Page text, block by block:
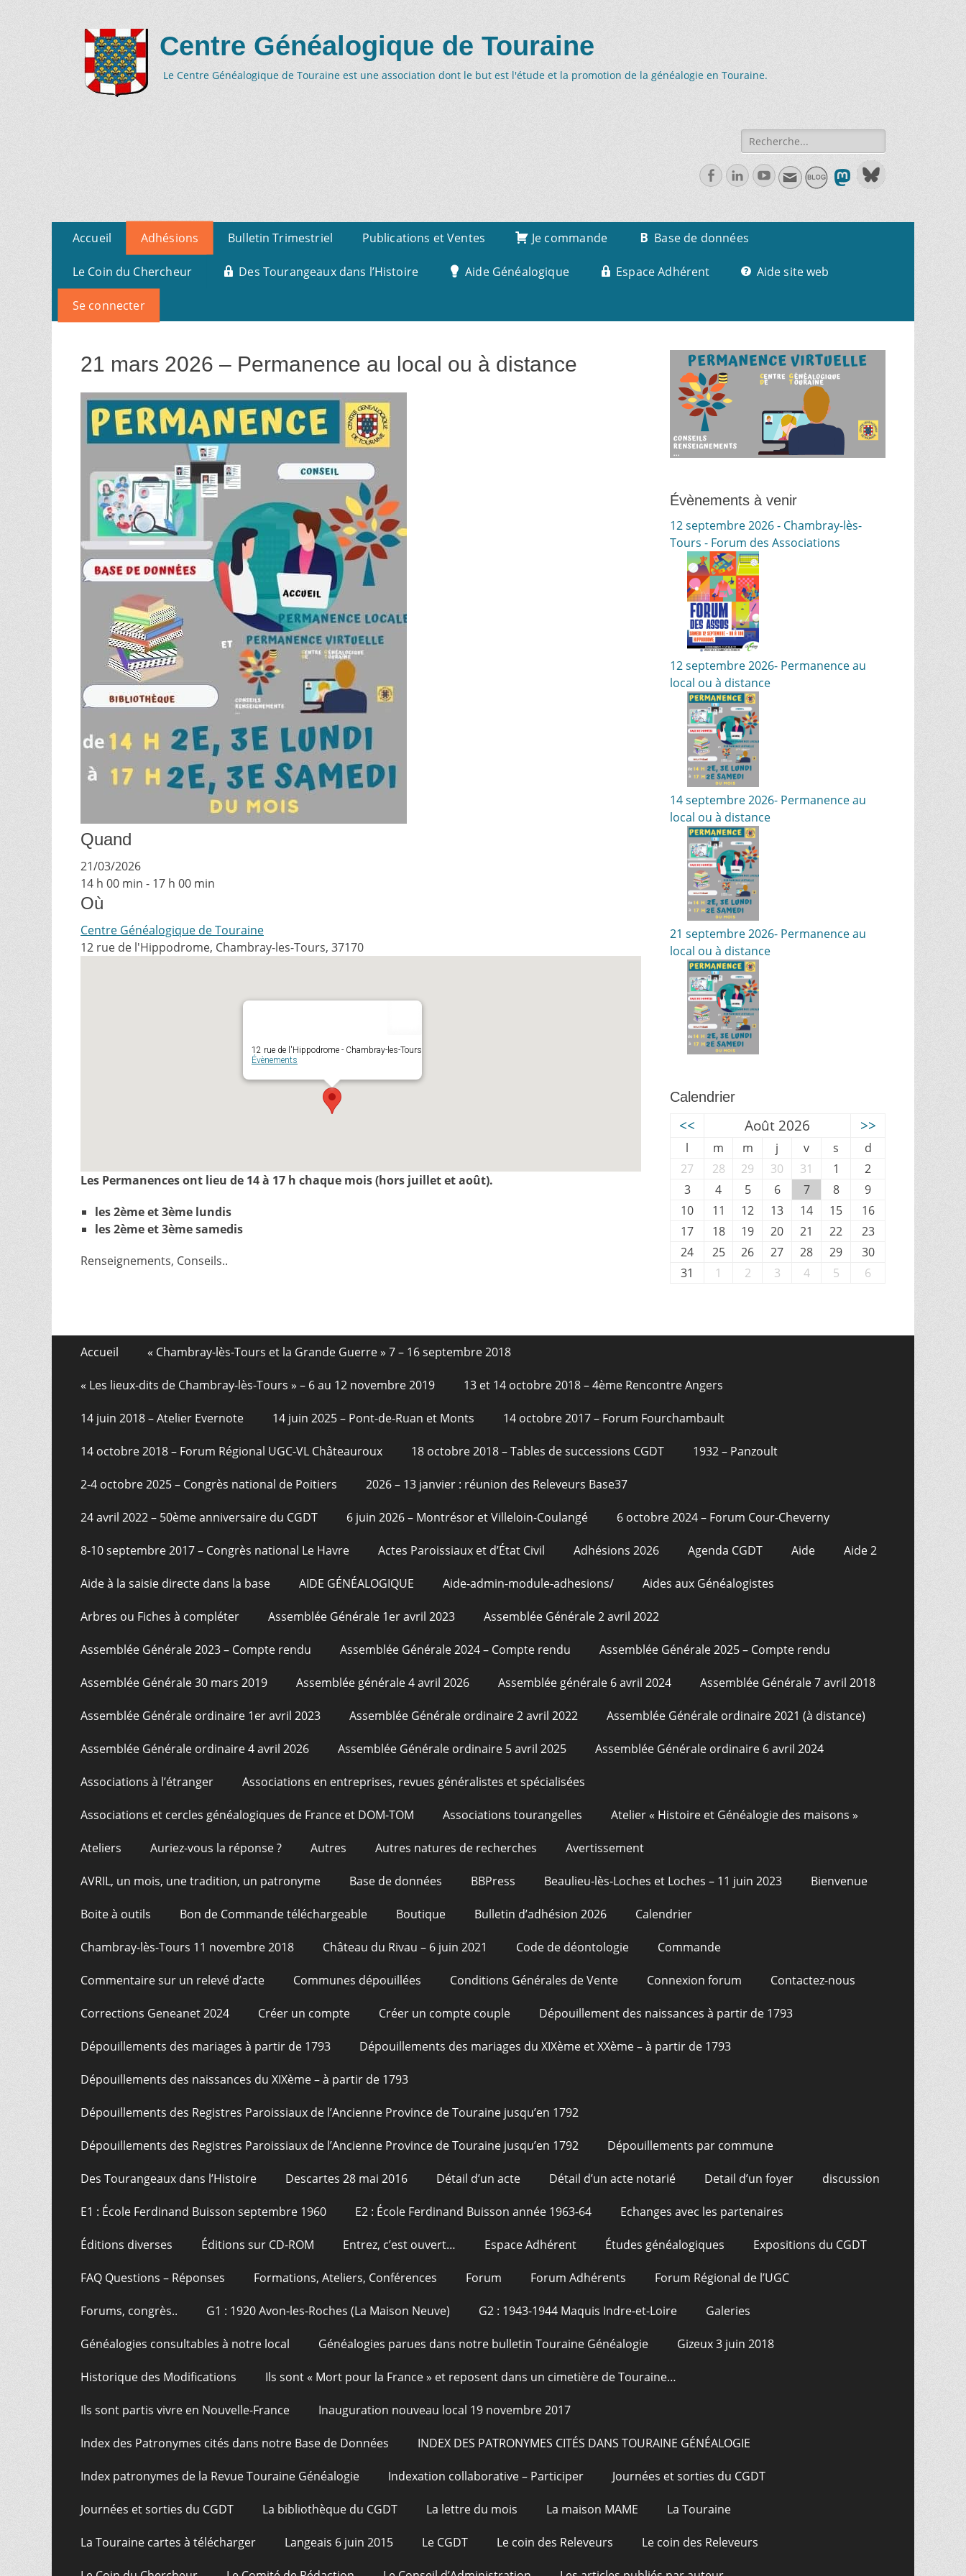
Centre Généalogique de Touraine
Le Centre Généalogique de Touraine est une association dont le but est l'étude et la promotion de la généalogie en Touraine.
Recherche
de:
FacebookLinkedlnYoutube
Menu
primaire
contenu
Accueil Adhésions Bulletin Trimestriel Publications et Ventes Je commande Base de données
Le Coin du Chercheur Des Tourangeaux dans l’Histoire Aide Généalogique Espace Adhérent Aide site web
Se connecter
21 mars 2026 – Permanence au local ou à distance
Quand
21/03/2026
14 h 00 min - 17 h 00 min
Où
Centre Généalogique de Touraine
12 rue de l'Hippodrome, Chambray-les-Tours, 37170
12 rue de l'Hippodrome - Chambray-les-Tours
Évènements
Les Permanences ont lieu de 14 à 17 h chaque mois (hors juillet et août).
les 2ème et 3ème lundis
les 2ème et 3ème samedis
Renseignements, Conseils..
Évènements à venir
12 septembre 2026 - Chambray-lès-
Tours - Forum des Associations
12 septembre 2026- Permanence au
local ou à distance
14 septembre 2026- Permanence au
local ou à distance
21 septembre 2026- Permanence au
local ou à distance
Calendrier
<< Août 2026 >>
l m m j v s
d
27
28 29 30 31 1
2
3
4 5 6 7 8
9
10
11 12 13 14 15
16
17
18 19 20 21 22
23
24
25 26 27 28 29
30
31
1 2 3 4 5 6
Menu
de
page
contenu
Accueil « Chambray-lès-Tours et la Grande Guerre » 7 – 16 septembre 2018
« Les lieux-dits de Chambray-lès-Tours » – 6 au 12 novembre 2019 13 et 14 octobre 2018 – 4ème Rencontre Angers
14 juin 2018 – Atelier Evernote 14 juin 2025 – Pont-de-Ruan et Monts 14 octobre 2017 – Forum Fourchambault
14 octobre 2018 – Forum Régional UGC-VL Châteauroux 18 octobre 2018 – Tables de successions CGDT 1932 – Panzoult
2-4 octobre 2025 – Congrès national de Poitiers 2026 – 13 janvier : réunion des Releveurs Base37
24 avril 2022 – 50ème anniversaire du CGDT 6 juin 2026 – Montrésor et Villeloin-Coulangé 6 octobre 2024 – Forum Cour-Cheverny
8-10 septembre 2017 – Congrès national Le Havre Actes Paroissiaux et d’État Civil Adhésions 2026 Agenda CGDT Aide Aide 2
Aide à la saisie directe dans la base AIDE GÉNÉALOGIQUE Aide-admin-module-adhesions/ Aides aux Généalogistes
Arbres ou Fiches à compléter Assemblée Générale 1er avril 2023 Assemblée Générale 2 avril 2022
Assemblée Générale 2023 – Compte rendu Assemblée Générale 2024 – Compte rendu Assemblée Générale 2025 – Compte rendu
Assemblée Générale 30 mars 2019 Assemblée générale 4 avril 2026 Assemblée générale 6 avril 2024 Assemblée Générale 7 avril 2018
Assemblée Générale ordinaire 1er avril 2023 Assemblée Générale ordinaire 2 avril 2022 Assemblée Générale ordinaire 2021 (à distance)
Assemblée Générale ordinaire 4 avril 2026 Assemblée Générale ordinaire 5 avril 2025 Assemblée Générale ordinaire 6 avril 2024
Associations à l’étranger Associations en entreprises, revues généralistes et spécialisées
Associations et cercles généalogiques de France et DOM-TOM Associations tourangelles Atelier « Histoire et Généalogie des maisons »
Ateliers Auriez-vous la réponse ? Autres Autres natures de recherches Avertissement
AVRIL, un mois, une tradition, un patronyme Base de données BBPress Beaulieu-lès-Loches et Loches – 11 juin 2023 Bienvenue
Boite à outils Bon de Commande téléchargeable Boutique Bulletin d’adhésion 2026 Calendrier
Chambray-lès-Tours 11 novembre 2018 Château du Rivau – 6 juin 2021 Code de déontologie Commande
Commentaire sur un relevé d’acte Communes dépouillées Conditions Générales de Vente Connexion forum Contactez-nous
Corrections Geneanet 2024 Créer un compte Créer un compte couple Dépouillement des naissances à partir de 1793
Dépouillements des mariages à partir de 1793 Dépouillements des mariages du XIXème et XXème – à partir de 1793
Dépouillements des naissances du XIXème – à partir de 1793
Dépouillements des Registres Paroissiaux de l’Ancienne Province de Touraine jusqu’en 1792
Dépouillements des Registres Paroissiaux de l’Ancienne Province de Touraine jusqu’en 1792 Dépouillements par commune
Des Tourangeaux dans l’Histoire Descartes 28 mai 2016 Détail d’un acte Détail d’un acte notarié Detail d’un foyer discussion
E1 : École Ferdinand Buisson septembre 1960 E2 : École Ferdinand Buisson année 1963-64 Echanges avec les partenaires
Éditions diverses Éditions sur CD-ROM Entrez, c’est ouvert… Espace Adhérent Études généalogiques Expositions du CGDT
FAQ Questions – Réponses Formations, Ateliers, Conférences Forum Forum Adhérents Forum Régional de l’UGC
Forums, congrès.. G1 : 1920 Avon-les-Roches (La Maison Neuve) G2 : 1943-1944 Maquis Indre-et-Loire Galeries
Généalogies consultables à notre local Généalogies parues dans notre bulletin Touraine Généalogie Gizeux 3 juin 2018
Historique des Modifications Ils sont « Mort pour la France » et reposent dans un cimetière de Touraine…
Ils sont partis vivre en Nouvelle-France Inauguration nouveau local 19 novembre 2017
Index des Patronymes cités dans notre Base de Données INDEX DES PATRONYMES CITÉS DANS TOURAINE GÉNÉALOGIE
Index patronymes de la Revue Touraine Généalogie Indexation collaborative – Participer Journées et sorties du CGDT
Journées et sorties du CGDT La bibliothèque du CGDT La lettre du mois La maison MAME La Touraine
La Touraine cartes à télécharger Langeais 6 juin 2015 Le CGDT Le coin des Releveurs Le coin des Releveurs